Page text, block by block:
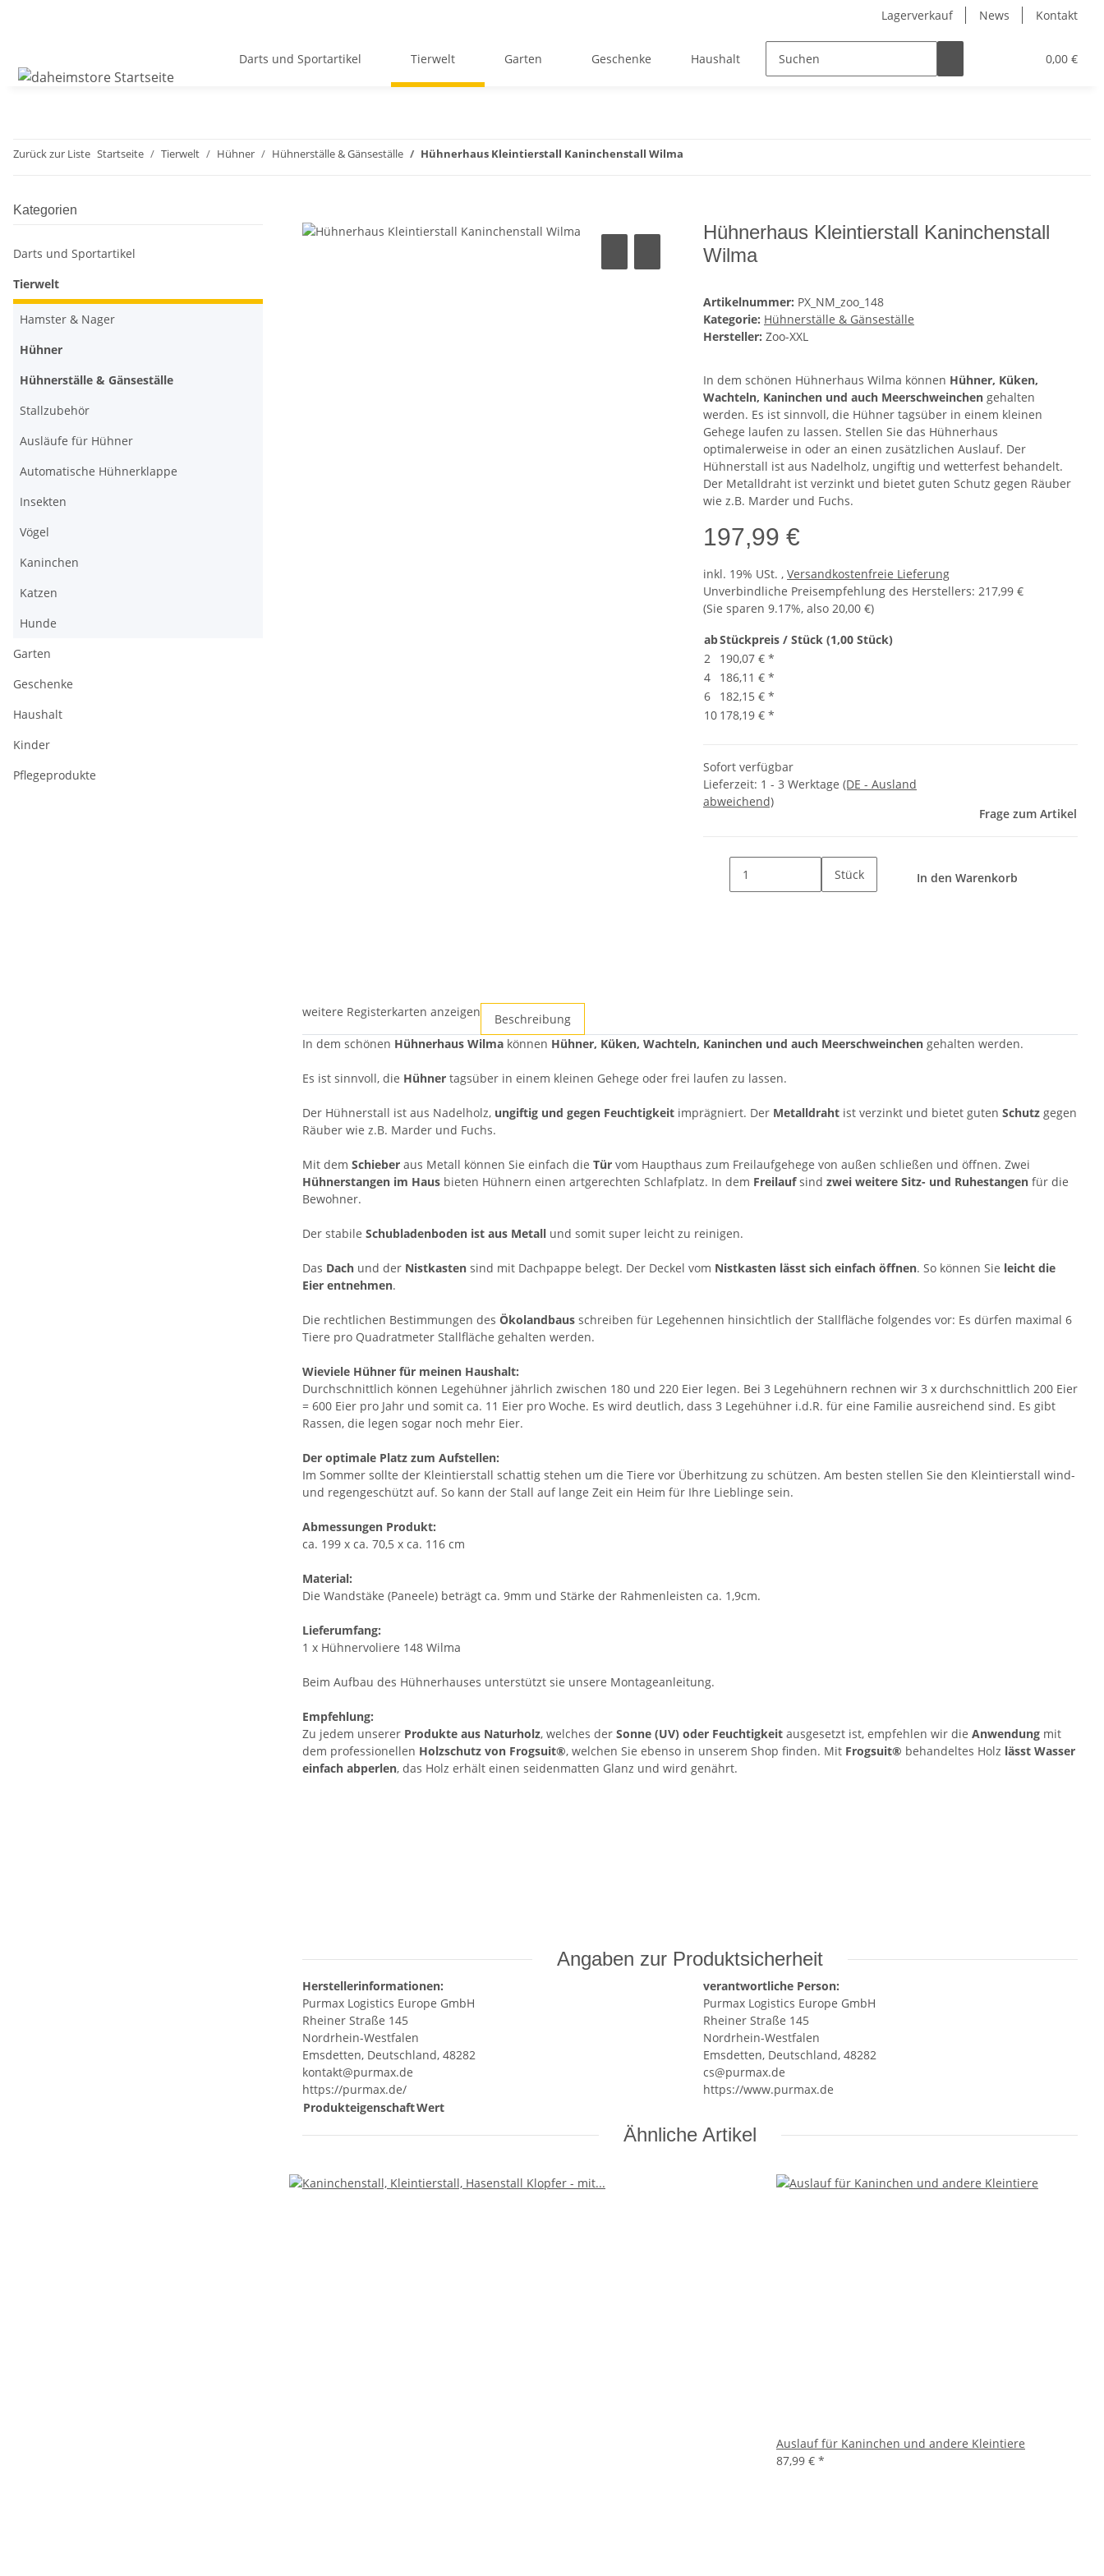
Lagerverkauf News Kontakt
0,00 €
Darts und Sportartikel Tierwelt Garten Geschenke Haushalt Kinder Hersteller
Zurück zur Liste Startseite Tierwelt Hühner Hühnerställe & Gänseställe Hühnerhaus Kleintierstall Kaninchenstall Wilma
Hühnerhaus Kleintierstall Kaninchenstall
Wilma
Artikelnummer: PX_NM_zoo_148
Kategorie: Hühnerställe & Gänseställe
Hersteller: Zoo-XXL
In dem schönen Hühnerhaus Wilma können Hühner, Küken,
Wachteln, Kaninchen und auch Meerschweinchen gehalten
werden. Es ist sinnvoll, die Hühner tagsüber in einem kleinen
Gehege laufen zu lassen. Stellen Sie das Hühnerhaus
optimalerweise in oder an einen zusätzlichen Auslauf. Der
Hühnerstall ist aus Nadelholz, ungiftig und wetterfest behandelt.
Der Metalldraht ist verzinkt und bietet guten Schutz gegen Räuber
wie z.B. Marder und Fuchs.
197,99 €
inkl. 19% USt. , Versandkostenfreie Lieferung
Unverbindliche Preisempfehlung des Herstellers: 217,99 €
(Sie sparen 9.17%, also 20,00 €)
abStückpreis / Stück (1,00 Stück)
2
190,07 € *
4
186,11 € *
6
182,15 € *
10 178,19 € *
Sofort verfügbar
Lieferzeit: 1 - 3 Werktage (DE - Ausland
abweichend)
Frage zum Artikel
Stück In den Warenkorb
weitere Registerkarten anzeigen
Beschreibung
In dem schönen Hühnerhaus Wilma können Hühner, Küken, Wachteln, Kaninchen und auch Meerschweinchen gehalten werden.
Es ist sinnvoll, die Hühner tagsüber in einem kleinen Gehege oder frei laufen zu lassen.
Der Hühnerstall ist aus Nadelholz, ungiftig und gegen Feuchtigkeit imprägniert. Der Metalldraht ist verzinkt und bietet guten Schutz gegen
Räuber wie z.B. Marder und Fuchs.
Mit dem Schieber aus Metall können Sie einfach die Tür vom Haupthaus zum Freilaufgehege von außen schließen und öffnen. Zwei
Hühnerstangen im Haus bieten Hühnern einen artgerechten Schlafplatz. In dem Freilaufsind zwei weitere Sitz- und Ruhestangen für die
Bewohner.
Der stabile Schubladenboden ist aus Metall und somit super leicht zu reinigen.
Das Dach und der Nistkasten sind mit Dachpappe belegt. Der Deckel vom Nistkasten lässt sich einfach öffnen. So können Sie leicht die
Eier entnehmen.
Die rechtlichen Bestimmungen des Ökolandbaus schreiben für Legehennen hinsichtlich der Stallfläche folgendes vor: Es dürfen maximal 6
Tiere pro Quadratmeter Stallfläche gehalten werden.
Wieviele Hühner für meinen Haushalt:
Durchschnittlich können Legehühner jährlich zwischen 180 und 220 Eier legen. Bei 3 Legehühnern rechnen wir 3 x durchschnittlich 200 Eier
= 600 Eier pro Jahr und somit ca. 11 Eier pro Woche. Es wird deutlich, dass 3 Legehühner i.d.R. für eine Familie ausreichend sind. Es gibt
Rassen, die legen sogar noch mehr Eier.
Der optimale Platz zum Aufstellen:
Im Sommer sollte der Kleintierstall schattig stehen um die Tiere vor Überhitzung zu schützen. Am besten stellen Sie den Kleintierstall wind-
und regengeschützt auf. So kann der Stall auf lange Zeit ein Heim für Ihre Lieblinge sein.
Abmessungen Produkt:
ca. 199 x ca. 70,5 x ca. 116 cm
Material:
Die Wandstäke (Paneele) beträgt ca. 9mm und Stärke der Rahmenleisten ca. 1,9cm.
Lieferumfang:
1 x Hühnervoliere 148 Wilma
Beim Aufbau des Hühnerhauses unterstützt sie unsere Montageanleitung.
Empfehlung:
Zu jedem unserer Produkte aus Naturholz, welches der Sonne (UV) oder Feuchtigkeit ausgesetzt ist, empfehlen wir die Anwendung mit
dem professionellen Holzschutz von Frogsuit®, welchen Sie ebenso in unserem Shop finden. Mit Frogsuit® behandeltes Holz lässt Wasser
einfach abperlen, das Holz erhält einen seidenmatten Glanz und wird genährt.
Angaben zur Produktsicherheit
Herstellerinformationen:
Purmax Logistics Europe GmbH
Rheiner Straße 145
Nordrhein-Westfalen
Emsdetten, Deutschland, 48282
kontakt@purmax.de
https://purmax.de/
verantwortliche Person:
Purmax Logistics Europe GmbH
Rheiner Straße 145
Nordrhein-Westfalen
Emsdetten, Deutschland, 48282
cs@purmax.de
https://www.purmax.de
ProdukteigenschaftWert
Ähnliche Artikel
Auslauf für Kaninchen und andere Kleintiere
87,99 € *
Kategorien
Darts und Sportartikel
Tierwelt
Hamster & Nager
Hühner
Hühnerställe & Gänseställe
Stallzubehör
Ausläufe für Hühner
Automatische Hühnerklappe
Insekten
Vögel
Kaninchen
Katzen
Hunde
Garten
Geschenke
Haushalt
Kinder
Pflegeprodukte